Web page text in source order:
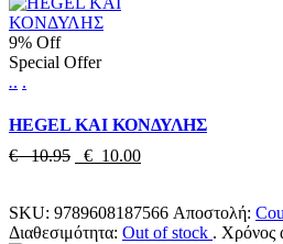
9% Off
Special Offer
.. .
HEGEL ΚΑΙ ΚΟΝΔΥΛΗΣ
€ 10.95
€ 10.00
SKU: 9789608187566 Αποστολή:
Διαθεσιμότητα: Out of stock . Χρόνος